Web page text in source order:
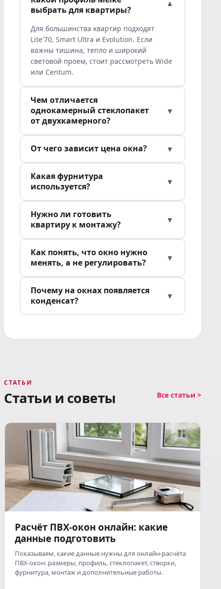
выбрать для квартиры?
▾
Для большинства квартир подходят
Lite'70, Smart Ultra и Evolution. Если
важны тишина, тепло и широкий
световой проем, стоит рассмотреть Wide
или Centum.
Чем отличается
однокамерный стеклопакет
от двухкамерного?
▾
От чего зависит цена окна? ▾
Какая фурнитура
используется?
▾
Нужно ли готовить
квартиру к монтажу?
▾
Как понять, что окно нужно
менять, а не регулировать?
▾
Почему на окнах появляется
конденсат?
▾
СТАТЬИ
Статьи и советы Все статьи >
Расчёт ПВХ-окон онлайн: какие
данные подготовить
Показываем, какие данные нужны для онлайн-расчёта
ПВХ-окон: размеры, профиль, стеклопакет, створки,
фурнитура, монтаж и дополнительные работы.